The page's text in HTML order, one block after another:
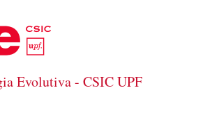
Evolutiva - CSIC UPF